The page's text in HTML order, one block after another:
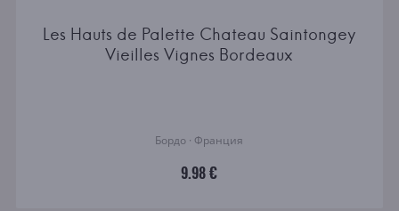
Les Hauts de Palette Chateau Saintongey
Vieilles Vignes Bordeaux
Бордо · Франция
9.98 €